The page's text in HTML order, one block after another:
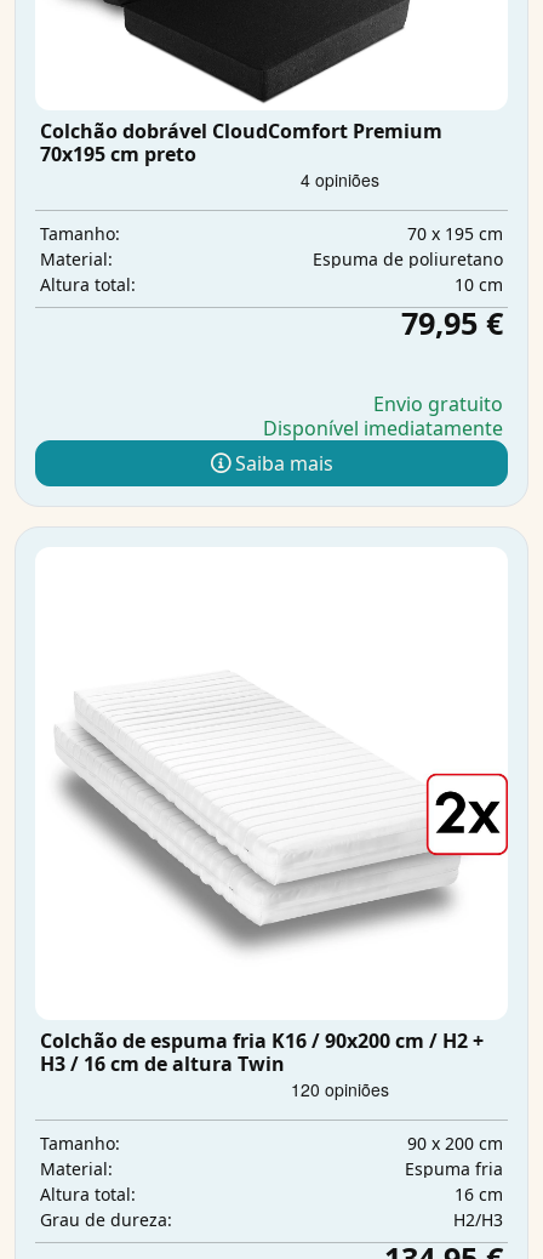
Colchão dobrável CloudComfort Premium
70x195 cm preto
Tamanho:
70 x 195 cm
Material:
Espuma de poliuretano
Altura total:
10 cm
79,95 €
Envio gratuito
Disponível imediatamente
Saiba mais
Colchão de espuma fria K16 / 90x200 cm / H2 +
H3 / 16 cm de altura Twin
Tamanho:
90 x 200 cm
Material:
Espuma fria
Altura total:
16 cm
Grau de dureza:
H2/H3